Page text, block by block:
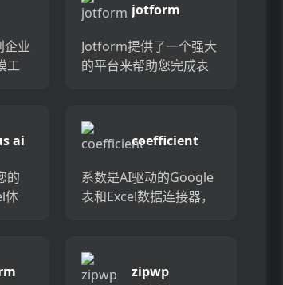
企业
工
可
jotform
Jotform提供了一个强大
的平台来帮助您完成表
格易于使用，可以根据
您的确切需求进行量身
形...
ai
的
体
功
coefficient
系数是AI驱动的Google
表和Excel数据连接器，
白。它使您可以轻松地
将数据导入Google表
zipwp